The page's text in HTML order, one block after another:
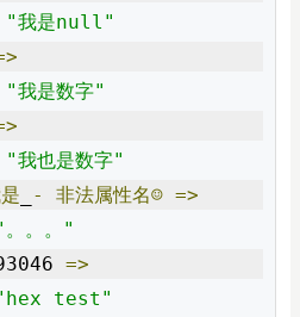
"我是null"
"我是数字"
"我也是数字"
- 非法属性名☺ =>
。。。"
=>
test"